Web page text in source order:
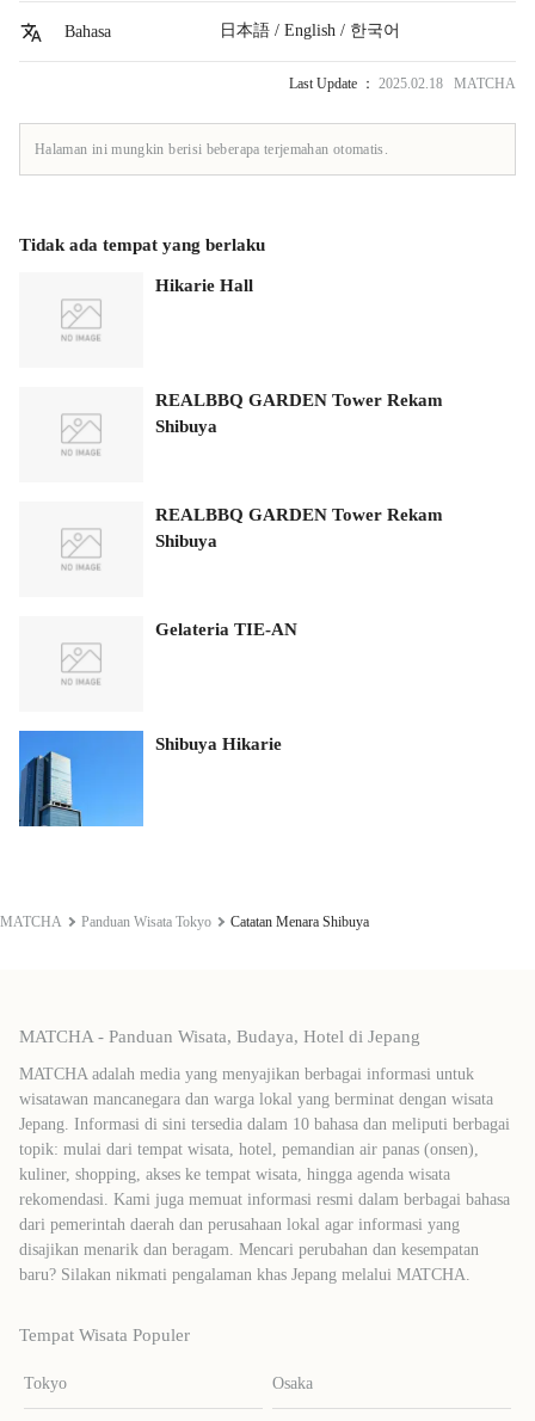
Bahasa 日本語 / English / 한국어
Last Update ： 2025.02.18 MATCHA
Halaman ini mungkin berisi beberapa terjemahan otomatis.
Tidak ada tempat yang berlaku
Hikarie Hall
REALBBQ GARDEN Tower Rekam
Shibuya
REALBBQ GARDEN Tower Rekam
Shibuya
Gelateria TIE-AN
Shibuya Hikarie
MATCHA Panduan Wisata Tokyo Catatan Menara Shibuya
MATCHA - Panduan Wisata, Budaya, Hotel di Jepang
MATCHA adalah media yang menyajikan berbagai informasi untuk
wisatawan mancanegara dan warga lokal yang berminat dengan wisata
Jepang. Informasi di sini tersedia dalam 10 bahasa dan meliputi berbagai
topik: mulai dari tempat wisata, hotel, pemandian air panas (onsen),
kuliner, shopping, akses ke tempat wisata, hingga agenda wisata
rekomendasi. Kami juga memuat informasi resmi dalam berbagai bahasa
dari pemerintah daerah dan perusahaan lokal agar informasi yang
disajikan menarik dan beragam. Mencari perubahan dan kesempatan
baru? Silakan nikmati pengalaman khas Jepang melalui MATCHA.
Tempat Wisata Populer
Tokyo Osaka